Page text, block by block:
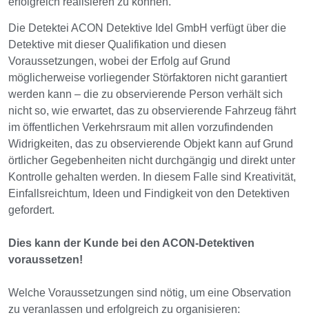
Die Detektei ACON Detektive Idel GmbH verfügt über die
Detektive mit dieser Qualifikation und diesen
Voraussetzungen, wobei der Erfolg auf Grund
möglicherweise vorliegender Störfaktoren nicht garantiert
werden kann – die zu observierende Person verhält sich
nicht so, wie erwartet, das zu observierende Fahrzeug fährt
im öffentlichen Verkehrsraum mit allen vorzufindenden
Widrigkeiten, das zu observierende Objekt kann auf Grund
örtlicher Gegebenheiten nicht durchgängig und direkt unter
Kontrolle gehalten werden. In diesem Falle sind Kreativität,
Einfallsreichtum, Ideen und Findigkeit von den Detektiven
gefordert.
Dies kann der Kunde bei den ACON-Detektiven
voraussetzen!
Welche Voraussetzungen sind nötig, um eine Observation
zu veranlassen und erfolgreich zu organisieren: